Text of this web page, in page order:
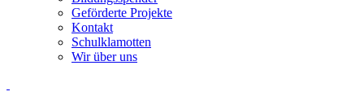
Geförderte Projekte
Kontakt
Schulklamotten
Wir über uns